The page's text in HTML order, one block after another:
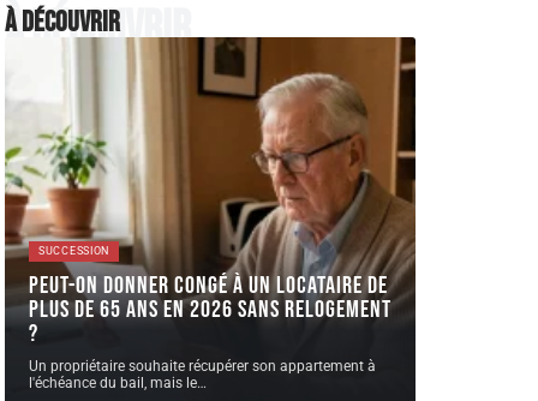
À découvrir
À découvrir
SUCCESSION
Peut-on donner congé à un locataire de
plus de 65 ans en 2026 sans relogement
?
Un propriétaire souhaite récupérer son appartement à
l'échéance du bail, mais le…